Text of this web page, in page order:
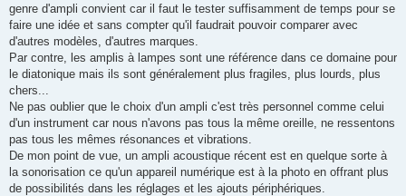
genre d'ampli convient car il faut le tester suffisamment de temps pour se
faire une idée et sans compter qu'il faudrait pouvoir comparer avec
d'autres modèles, d'autres marques.
Par contre, les amplis à lampes sont une référence dans ce domaine pour
le diatonique mais ils sont généralement plus fragiles, plus lourds, plus
chers...
Ne pas oublier que le choix d'un ampli c'est très personnel comme celui
d'un instrument car nous n'avons pas tous la même oreille, ne ressentons
pas tous les mêmes résonances et vibrations.
De mon point de vue, un ampli acoustique récent est en quelque sorte à
la sonorisation ce qu'un appareil numérique est à la photo en offrant plus
de possibilités dans les réglages et les ajouts périphériques.